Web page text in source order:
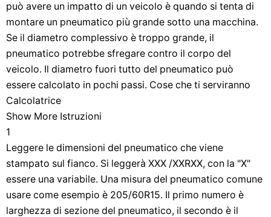
può avere un impatto di un veicolo è quando si tenta di
montare un pneumatico più grande sotto una macchina.
Se il diametro complessivo è troppo grande, il
pneumatico potrebbe sfregare contro il corpo del
veicolo. Il diametro fuori tutto del pneumatico può
essere calcolato in pochi passi. Cose che ti serviranno
Calcolatrice
Show More Istruzioni
1
Leggere le dimensioni del pneumatico che viene
stampato sul fianco. Si leggerà XXX /XXRXX, con la "X"
essere una variabile. Una misura del pneumatico comune
usare come esempio è 205/60R15. Il primo numero è
larghezza di sezione del pneumatico, il secondo è il